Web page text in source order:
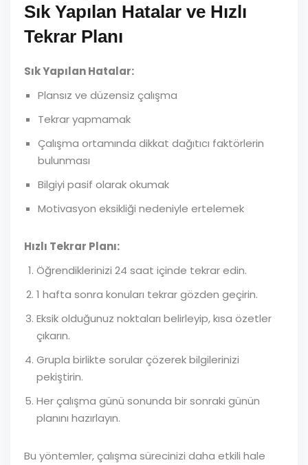
Sık Yapılan Hatalar ve Hızlı
Tekrar Planı
Sık Yapılan Hatalar:
Plansız ve düzensiz çalışma
Tekrar yapmamak
Çalışma ortamında dikkat dağıtıcı faktörlerin
bulunması
Bilgiyi pasif olarak okumak
Motivasyon eksikliği nedeniyle ertelemek
Hızlı Tekrar Planı:
Öğrendiklerinizi 24 saat içinde tekrar edin.
1 hafta sonra konuları tekrar gözden geçirin.
Eksik olduğunuz noktaları belirleyip, kısa özetler
çıkarın.
Grupla birlikte sorular çözerek bilgilerinizi
pekiştirin.
Her çalışma günü sonunda bir sonraki günün
planını hazırlayın.
Bu yöntemler, çalışma sürecinizi daha etkili hale